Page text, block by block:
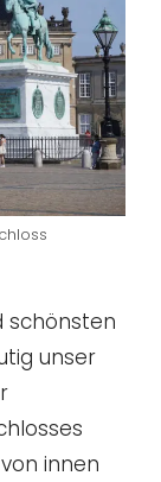
schönsten
unser
innen